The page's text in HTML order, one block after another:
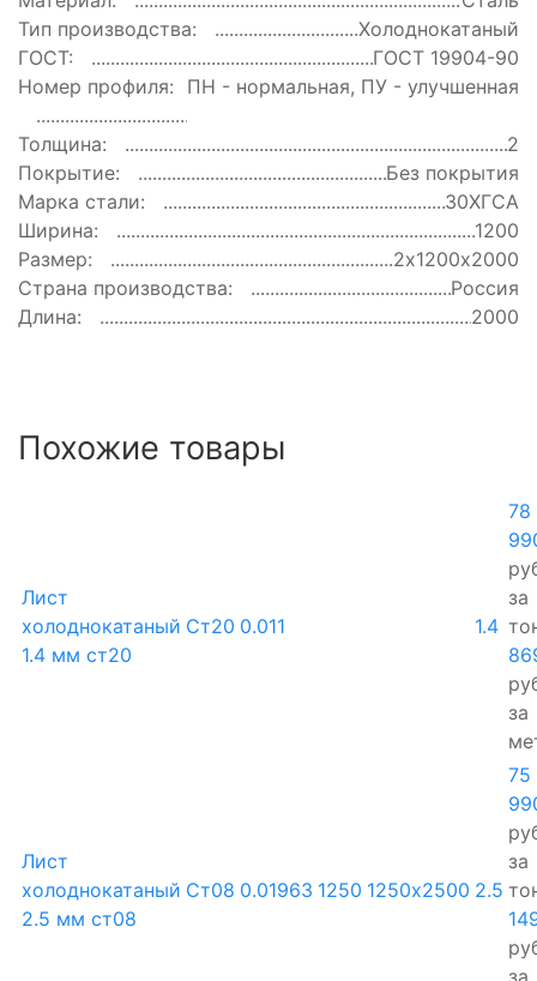
Тип производства:
Холоднокатаный
ГОСТ:
ГОСТ 19904-90
Номер профиля:
ПН - нормальная, ПУ - улучшенная
Толщина:
2
Покрытие:
Без покрытия
Марка стали:
30ХГСА
Ширина:
1200
Размер:
2х1200х2000
Страна производства:
Россия
Длина:
2000
Похожие товары
Лист
холоднокатаный
1.4 мм ст20
Ст20 0.011 1.4
78
за
за
Лист
холоднокатаный
2.5 мм ст08
Ст08 0.01963 1250 1250х2500 2.5
75
за